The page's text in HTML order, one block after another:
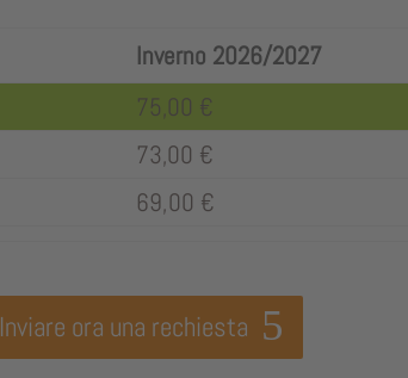
Inverno 2026/2027
75,00 €
73,00 €
69,00 €
Inviare ora una rechiesta